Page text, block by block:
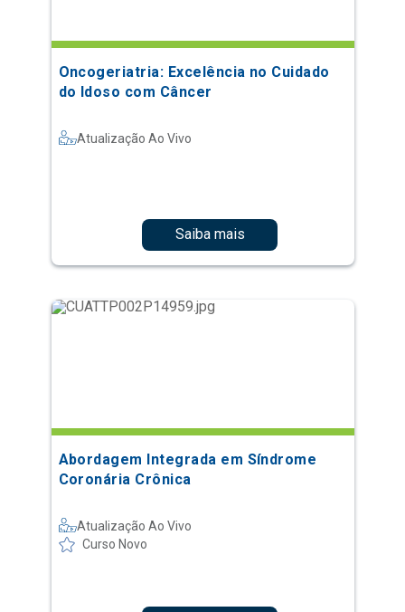
Oncogeriatria: Excelência no Cuidado
do Idoso com Câncer
Atualização Ao Vivo
Saiba mais
Abordagem Integrada em Síndrome
Coronária Crônica
Atualização Ao Vivo
Curso Novo